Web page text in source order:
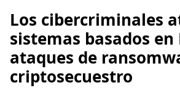
Los cibercriminales
sistemas basados
ataques de
criptosecuestro